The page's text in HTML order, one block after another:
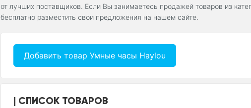
от лучших поставщиков. Если Вы занимаетесь продажей товаров из
бесплатно разместить свои предложения на нашем сайте.
Добавить товар Умные часы Haylou
СПИСОК ТОВАРОВ